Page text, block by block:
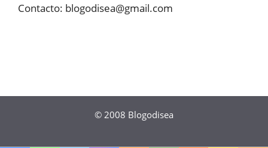
Contacto: blogodisea@gmail.com
© 2008 Blogodisea